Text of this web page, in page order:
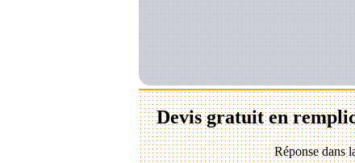
Devis gratuit en
Réponse dans